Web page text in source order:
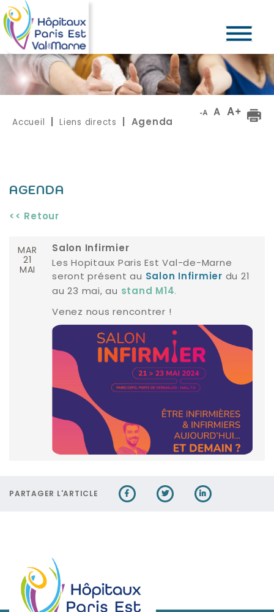
Accueil Liens directs | Agenda
AGENDA
<< Retour
MAR
21
MAI
Salon Infirmier
Les Hopitaux Paris Est Val-de-Marne
seront présent au Salon Infirmier du 21
au 23 mai, au stand M14.
Venez nous rencontrer !
PARTAGER L'ARTICLE